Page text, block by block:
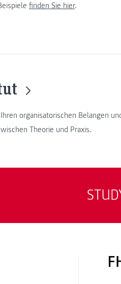
finden Sie hier.
organisatorischen Belangen
Theorie und Praxis.